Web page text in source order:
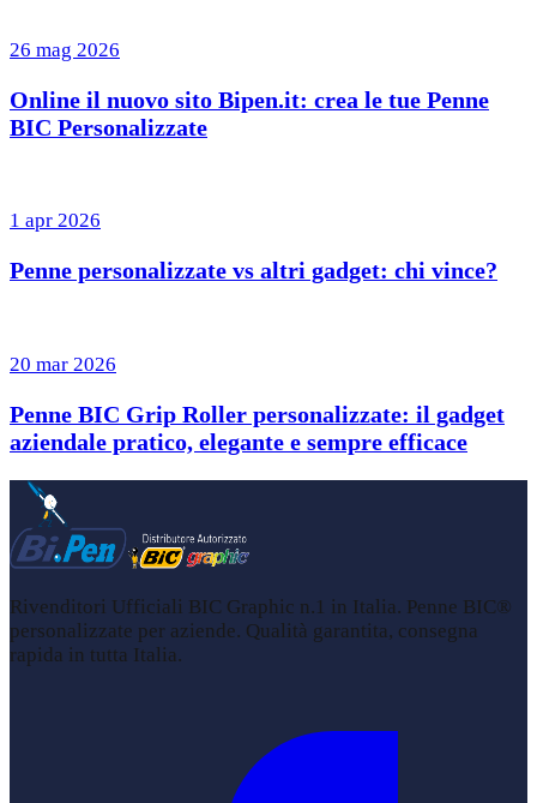
26 mag 2026
Online il nuovo sito Bipen.it: crea le tue Penne
BIC Personalizzate
1 apr 2026
Penne personalizzate vs altri gadget: chi vince?
20 mar 2026
Penne BIC Grip Roller personalizzate: il gadget
aziendale pratico, elegante e sempre efficace
Rivenditori Ufficiali BIC Graphic n.1 in Italia. Penne BIC®
personalizzate per aziende. Qualità garantita, consegna
rapida in tutta Italia.